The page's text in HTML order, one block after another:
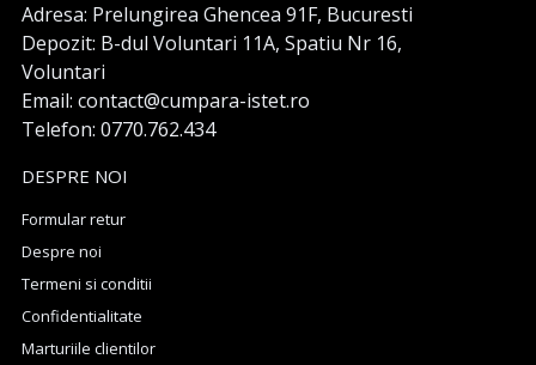
Adresa: Prelungirea Ghencea 91F, Bucuresti
Depozit: B-dul Voluntari 11A, Spatiu Nr 16,
Voluntari
Email: contact@cumpara-istet.ro
Telefon: 0770.762.434
DESPRE NOI
Formular retur
Despre noi
Termeni si conditii
Confidentialitate
Marturiile clientilor